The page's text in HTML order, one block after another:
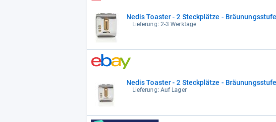
Nedis Toaster - 2 Steckplätze -
Lieferung: 2-3 Werktage
Nedis Toaster - 2 Steckplätze -
Lieferung: Auf Lager